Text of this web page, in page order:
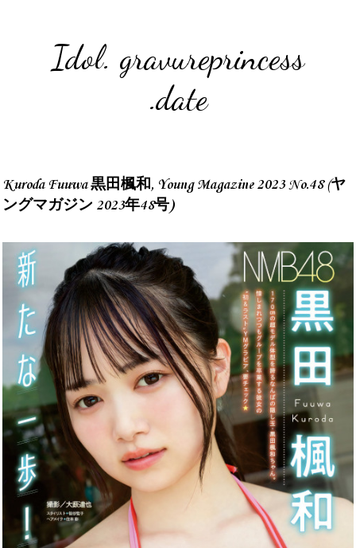
Idol. gravureprincess
.date
Kuroda Fuuwa 黒田楓和, Young Magazine 2023 No.48 (ヤ
ングマガジン 2023年48号)